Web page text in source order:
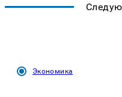
Экономика